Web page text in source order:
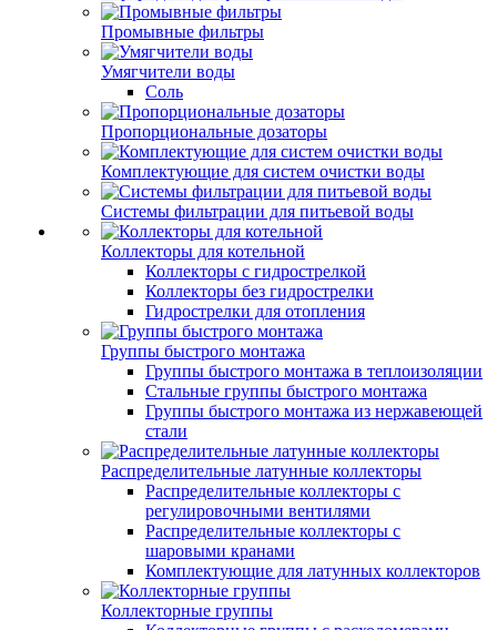
Промывные фильтры
Умягчители воды
Соль
Пропорциональные дозаторы
Комплектующие для систем очистки воды
Системы фильтрации для питьевой воды
Коллекторы для котельной
Коллекторы с гидрострелкой
Коллекторы без гидрострелки
Гидрострелки для отопления
Группы быстрого монтажа
Группы быстрого монтажа в теплоизоляции
Стальные группы быстрого монтажа
Группы быстрого монтажа из нержавеющей
стали
Распределительные латунные коллекторы
Распределительные коллекторы с
регулировочными вентилями
Распределительные коллекторы с
шаровыми кранами
Комплектующие для латунных коллекторов
Коллекторные группы